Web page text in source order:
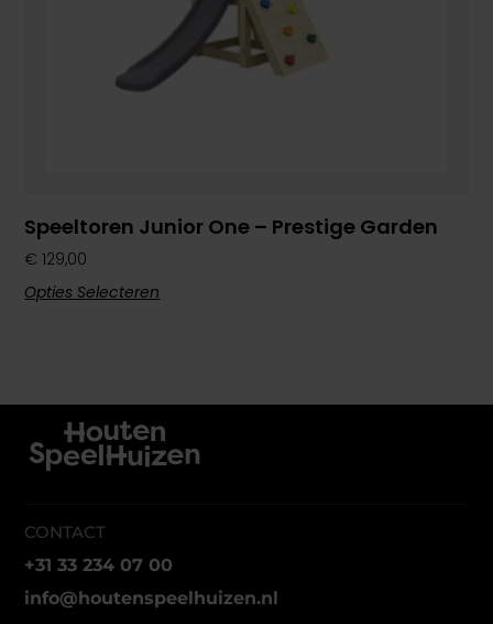
Speeltoren Junior One – Prestige Garden
€ 129,00
Opties Selecteren
CONTACT
+31 33 234 07 00
info@houtenspeelhuizen.nl